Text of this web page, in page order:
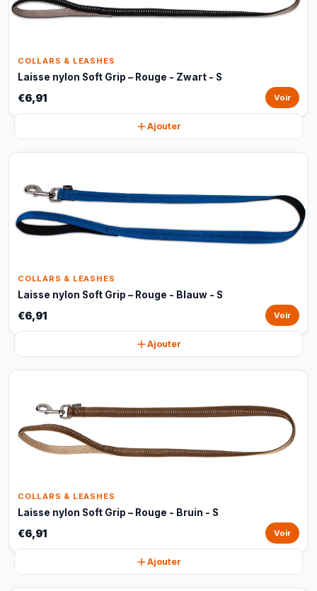
COLLARS & LEASHES
Laisse nylon Soft Grip – Rouge - Zwart - S
€6,91 Voir
Ajouter
COLLARS & LEASHES
Laisse nylon Soft Grip – Rouge - Blauw - S
€6,91 Voir
Ajouter
COLLARS & LEASHES
Laisse nylon Soft Grip – Rouge - Bruin - S
€6,91 Voir
Ajouter